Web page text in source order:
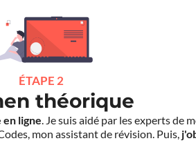
ÉTAPE 2
théorique
en ligne. Je suis aidé par les experts de
mon assistant de révision. Puis,